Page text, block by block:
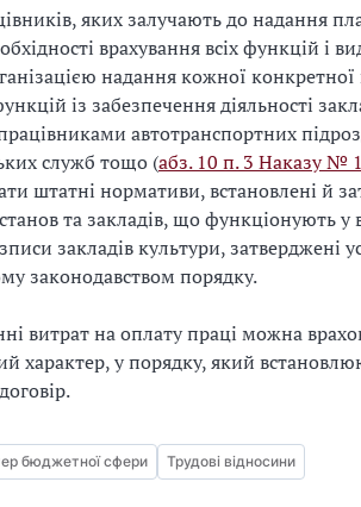
яких залучають до надання
врахування всіх функцій і
надання кожної
із забезпечення діяльності
автотранспортних
служб тощо (абз. 10 п. 3 Наказу №
штатні нормативи, встановлені й
та закладів, що функціонують у
закладів культури, затверджені
законодавством порядку.
витрат на оплату праці можна
характер, у порядку, який
бюджетної сфери Трудові відносини